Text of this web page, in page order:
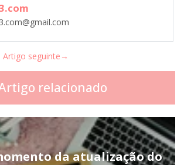
Artigo seguinte→
relacionado
da atualização do